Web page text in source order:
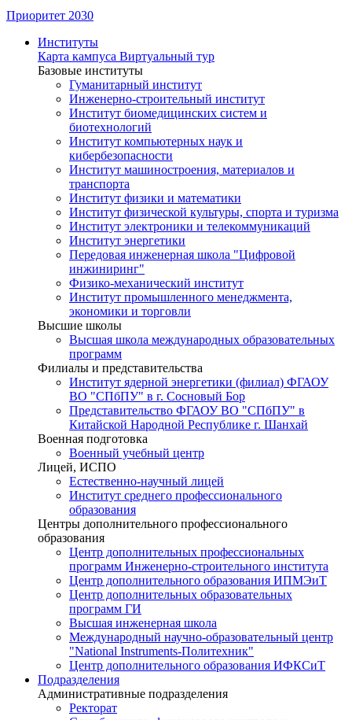
Приоритет 2030
Институты
Карта кампуса Виртуальный тур
Базовые институты
Гуманитарный институт
Инженерно-строительный институт
Институт биомедицинских систем и
биотехнологий
Институт компьютерных наук и
кибербезопасности
Институт машиностроения, материалов и
транспорта
Институт физики и математики
Институт физической культуры, спорта и туризма
Институт электроники и телекоммуникаций
Институт энергетики
Передовая инженерная школа "Цифровой
инжиниринг"
Физико-механический институт
Институт промышленного менеджмента,
экономики и торговли
Высшие школы
Высшая школа международных образовательных
программ
Филиалы и представительства
Институт ядерной энергетики (филиал) ФГАОУ
ВО "СПбПУ" в г. Сосновый Бор
Представительство ФГАОУ ВО "СПбПУ" в
Китайской Народной Республике г. Шанхай
Военная подготовка
Военный учебный центр
Лицей, ИСПО
Естественно-научный лицей
Институт среднего профессионального
образования
Центры дополнительного профессионального
образования
Центр дополнительных профессиональных
программ Инженерно-строительного института
Центр дополнительного образования ИПМЭиТ
Центр дополнительных образовательных
программ ГИ
Высшая инженерная школа
Международный научно-образовательный центр
"National Instruments-Политехник"
Центр дополнительного образования ИФКСиТ
Подразделения
Административные подразделения
Ректорат